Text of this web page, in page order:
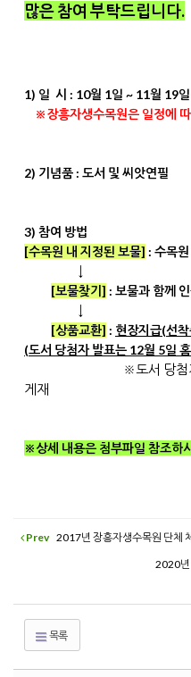
많은 참여 부탁드립니다.
1) 일 시 : 10월 1일 ~ 11월 19
※장흥자생수목원은 일정에
2) 기념품 : 도서 및 씨앗연필
3) 참여 방법
[수목원 내 지정된 보물] : 수목
[보물찾기] : 보물과 함께
[상품교환] : 현장지급(선
(도서 당첨자 발표는 12월 5일
※도서 당첨자 발표
게재
※상세 내용은 첨부파일 참조하
Prev 2017년 장흥자생수목원 단체
2020년
목록